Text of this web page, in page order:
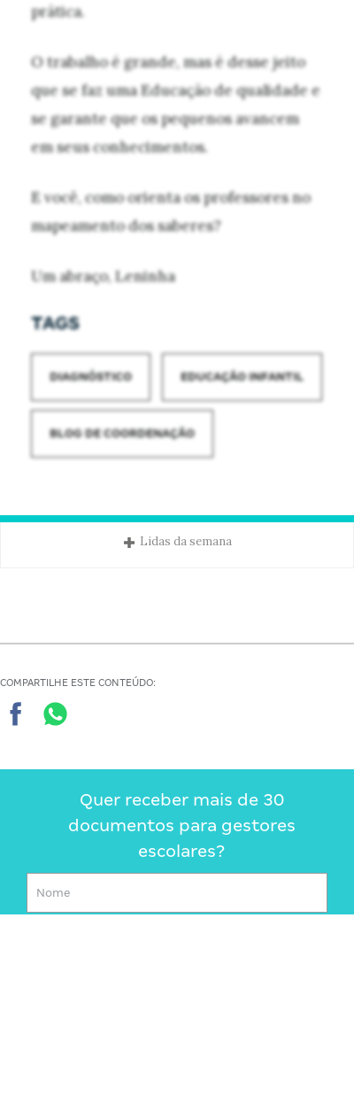
prática.
O trabalho é grande, mas é desse jeito
que se faz uma Educação de qualidade e
se garante que os pequenos avancem
em seus conhecimentos.
E você, como orienta os professores no
mapeamento dos saberes?
Um abraço, Leninha
TAGS
DIAGNÓSTICO EDUCAÇÃO INFANTIL
BLOG DE COORDENAÇÃO
Lidas da semana
COMPARTILHE ESTE CONTEÚDO:
Quer receber mais de 30
documentos para gestores
escolares?